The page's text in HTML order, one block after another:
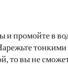
и промойте в
тонкими
то вы не